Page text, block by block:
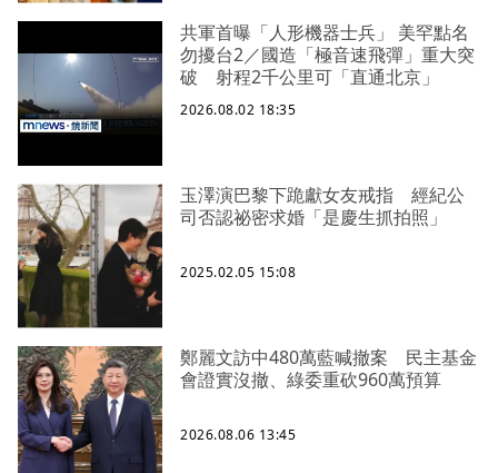
共軍首曝「人形機器士兵」 美罕點名
勿擾台2／國造「極音速飛彈」重大突
破 射程2千公里可「直通北京」
2026.08.02 18:35
玉澤演巴黎下跪獻女友戒指 經紀公
司否認祕密求婚「是慶生抓拍照」
2025.02.05 15:08
鄭麗文訪中480萬藍喊撤案 民主基金
會證實沒撤、綠委重砍960萬預算
2026.08.06 13:45